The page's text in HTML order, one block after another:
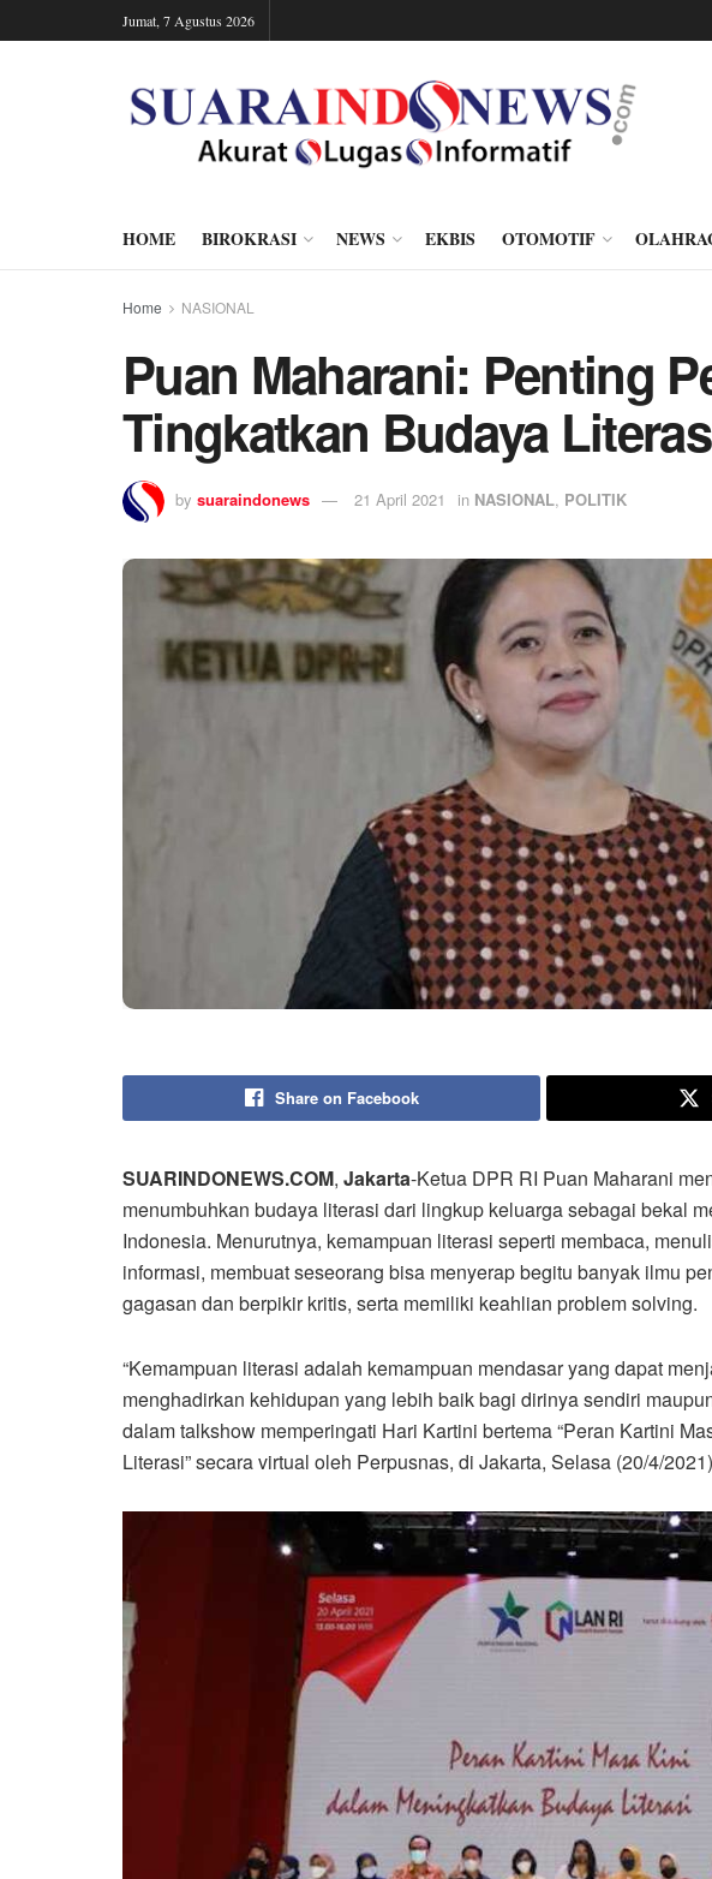
Jumat, 7 Agustus 2026
HOME BIROKRASI NEWS EKBIS OTOMOTIF
Home NASIONAL
Puan Maharani: Penting
Tingkatkan Budaya
by suaraindonews 21 April 2021 in NASIONAL, POLITIK
Share on Facebook
SUARINDONEWS.COM, Jakarta-Ketua DPR RI Puan Maharani
menumbuhkan budaya literasi dari lingkup keluarga sebagai bekal
Indonesia. Menurutnya, kemampuan literasi seperti membaca,
informasi, membuat seseorang bisa menyerap begitu banyak ilmu
gagasan dan berpikir kritis, serta memiliki keahlian problem solving.
“Kemampuan literasi adalah kemampuan mendasar yang dapat
menghadirkan kehidupan yang lebih baik bagi dirinya sendiri
dalam talkshow memperingati Hari Kartini bertema “Peran Kartini
Literasi” secara virtual oleh Perpusnas, di Jakarta, Selasa (20/4/